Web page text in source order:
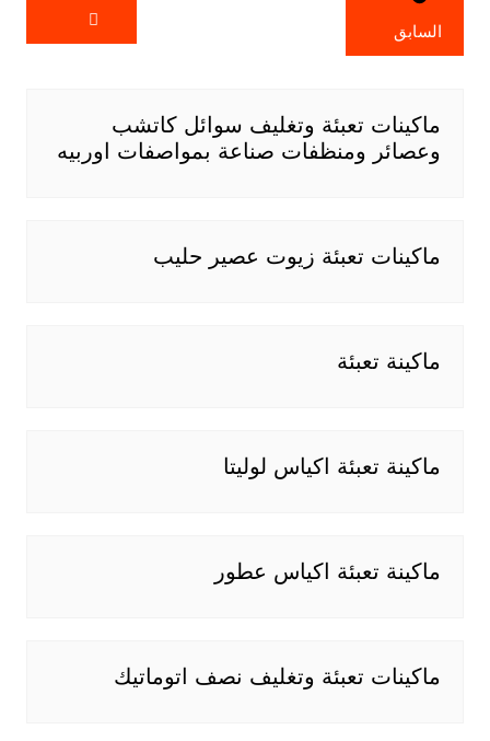
السابق
ماكينات تعبئة وتغليف سوائل كاتشب
وعصائر ومنظفات صناعة بمواصفات اوربيه
ماكينات تعبئة زيوت عصير حليب
ماكينة تعبئة
ماكينة تعبئة اكياس لوليتا
ماكينة تعبئة اكياس عطور
ماكينات تعبئة وتغليف نصف اتوماتيك